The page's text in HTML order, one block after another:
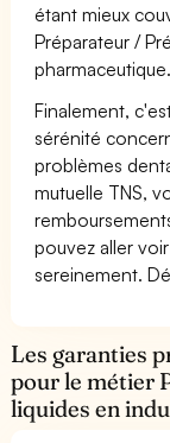
étant mieux
Préparateur /
pharmaceutique.
Finalement,
sérénité
problèmes
mutuelle TNS,
pouvez aller
sereinement.
Les garanties
pour le métier
liquides en